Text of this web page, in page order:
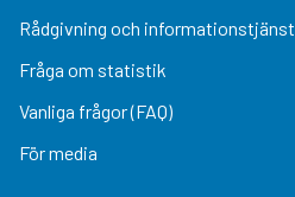
Rådgivning och informationstjänst
Fråga om statistik
Vanliga frågor (FAQ)
För media